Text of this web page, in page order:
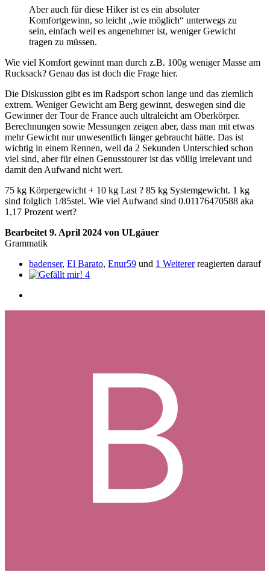
Aber auch für diese Hiker ist es ein absoluter
Komfortgewinn, so leicht „wie möglich“ unterwegs zu
sein, einfach weil es angenehmer ist, weniger Gewicht
tragen zu müssen.
Wie viel Komfort gewinnt man durch z.B. 100g weniger Masse am
Rucksack? Genau das ist doch die Frage hier.
Die Diskussion gibt es im Radsport schon lange und das ziemlich
extrem. Weniger Gewicht am Berg gewinnt, deswegen sind die
Gewinner der Tour de France auch ultraleicht am Oberkörper.
Berechnungen sowie Messungen zeigen aber, dass man mit etwas
mehr Gewicht nur unwesentlich länger gebraucht hätte. Das ist
wichtig in einem Rennen, weil da 2 Sekunden Unterschied schon
viel sind, aber für einen Genusstourer ist das völlig irrelevant und
damit den Aufwand nicht wert.
75 kg Körpergewicht + 10 kg Last ? 85 kg Systemgewicht. 1 kg
sind folglich 1/85stel. Wie viel Aufwand sind 0.01176470588 aka
1,17 Prozent wert?
Bearbeitet 9. April 2024 von ULgäuer
Grammatik
badenser, El Barato, Enur59 und 1 Weitererreagierten darauf
4